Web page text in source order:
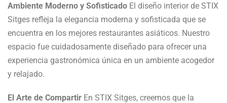
Ambiente Moderno y Sofisticado El diseño interior de STIX
Sitges refleja la elegancia moderna y sofisticada que se
encuentra en los mejores restaurantes asiáticos. Nuestro
espacio fue cuidadosamente diseñado para ofrecer una
experiencia gastronómica única en un ambiente acogedor
y relajado.
El Arte de Compartir En STIX Sitges, creemos que la